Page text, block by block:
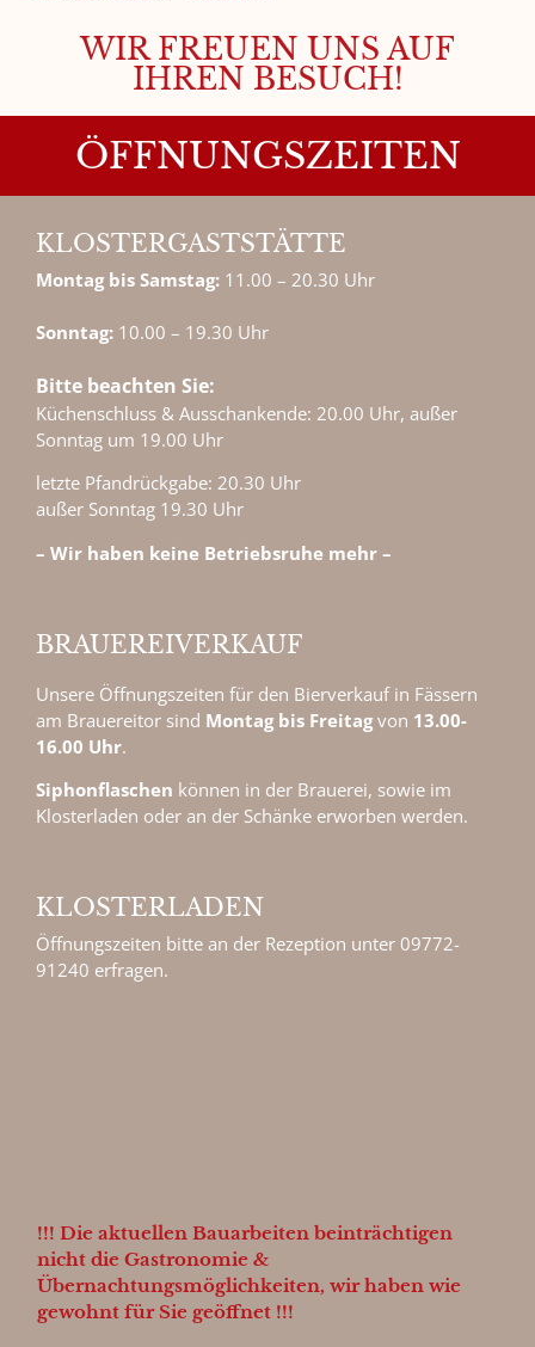
WIR FREUEN UNS AUF
IHREN BESUCH!
ÖFFNUNGSZEITEN
KLOSTERGASTSTÄTTE
Montag bis Samstag:11.00 – 20.30 Uhr
Sonntag:10.00 – 19.30 Uhr
Bitte beachten Sie:
Küchenschluss & Ausschankende: 20.00 Uhr, außer
Sonntag um 19.00 Uhr
letzte Pfandrückgabe: 20.30 Uhr
außer Sonntag 19.30 Uhr
– Wir haben keine Betriebsruhe mehr –
BRAUEREI­VER­KAUF
Unsere Öffnungszeiten für den Bierverkauf in Fässern
am Brauereitor sind Montag bis Freitagvon 13.00-
16.00 Uhr.
Siphonflaschen können in der Brauerei, sowie im
Klosterladen oder an der Schänke erworben werden.
KLOSTERLADEN
Öffnungszeiten bitte an der Rezeption unter 09772-
91240 erfragen.
!!! Die aktuellen Bauarbeiten beinträchtigen
nicht die Gastronomie &
Übernachtungsmöglichkeiten, wir haben wie
gewohnt für Sie geöffnet !!!